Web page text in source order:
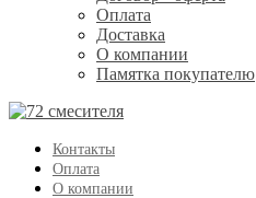
Оплата
Доставка
О компании
Памятка покупателю
Контакты
Оплата
О компании